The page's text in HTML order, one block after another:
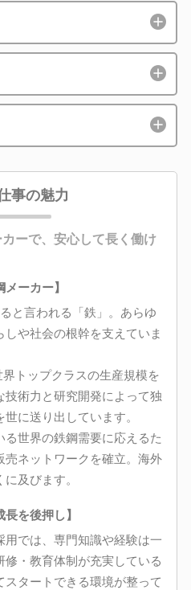
事の魅力
ーで、安心して長く働け
ーカー】
と言われる「鉄」。あらゆ
や社会の根幹を支えていま
トップクラスの生産規模を
術力と研究開発によって独
に送り出しています。
世界の鉄鋼需要に応えるた
ネットワークを確立。海外
及びます。
を後押し】
では、専門知識や経験は一
・教育体制が充実している
タートできる環境が整って